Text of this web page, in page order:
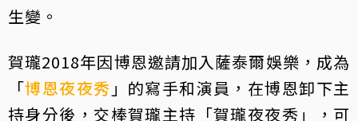
生變。
賀瓏2018年因博恩邀請加入薩泰爾娛樂，成為
「博恩夜夜秀 」的寫手和演員，在博恩卸下主
持身分後，交棒賀瓏主持「賀瓏夜夜秀」，可